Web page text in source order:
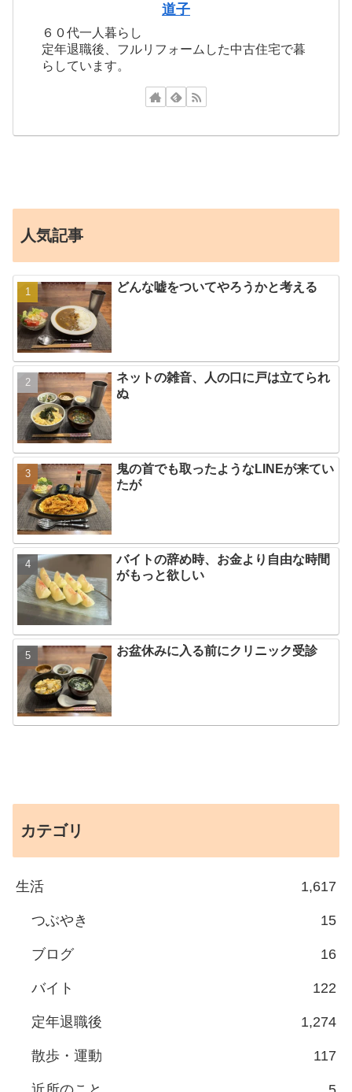
道子
６０代一人暮らし
定年退職後、フルリフォームした中古住宅で暮
らしています。
人気記事
どんな嘘をついてやろうかと考える
ネットの雑音、人の口に戸は立てられ
ぬ
鬼の首でも取ったようなLINEが来てい
たが
バイトの辞め時、お金より自由な時間
がもっと欲しい
お盆休みに入る前にクリニック受診
カテゴリ
生活 1,617
つぶやき 15
ブログ 16
バイト 122
定年退職後 1,274
散歩・運動 117